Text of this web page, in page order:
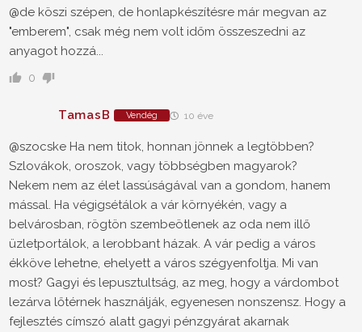
@de köszi szépen, de honlapkészítésre már megvan az
"emberem", csak még nem volt időm összeszedni az
anyagot hozzá...
0
TamasB Vendég 10 éve
@szocske Ha nem titok, honnan jönnek a legtöbben?
Szlovákok, oroszok, vagy többségben magyarok?
Nekem nem az élet lassúságával van a gondom, hanem
mással. Ha végigsétálok a vár környékén, vagy a
belvárosban, rögtön szembeötlenek az oda nem illő
üzletportálok, a lerobbant házak. A vár pedig a város
ékköve lehetne, ehelyett a város szégyenfoltja. Mi van
most? Gagyi és lepusztultság, az meg, hogy a várdombot
lezárva lőtérnek használják, egyenesen nonszensz. Hogy a
fejlesztés címszó alatt gagyi pénzgyárat akarnak